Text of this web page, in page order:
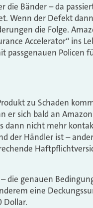
Bänder – da
Wenn der Defekt
die Folge.
Accelerator“ ins
Policen
zu Schaden
sich bald an
dann nicht mehr
der Händler ist –
die genauen
eine
Dollar.